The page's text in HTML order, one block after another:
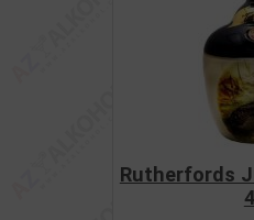
Rutherfords